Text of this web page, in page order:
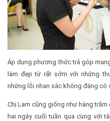
Áp dụng phương thức trả góp
làm đẹp từ rất sớm với những
những lỗi nhan sắc không đáng có
Chị Lam cũng giống như hàng
hai ngày cuối tuần qua cùng với